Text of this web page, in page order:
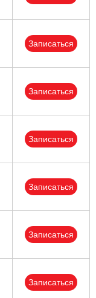
Записаться
Записаться
Записаться
Записаться
Записаться
Записаться